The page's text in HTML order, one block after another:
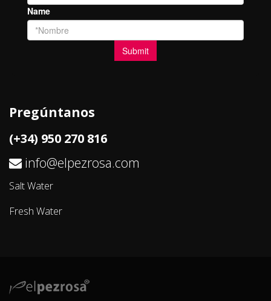
Pregúntanos
(+34) 950 270 816
info@elpezrosa.com
Salt Water
Fresh Water